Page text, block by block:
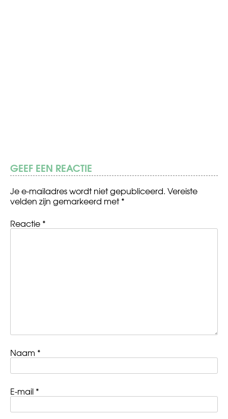
GEEF EEN REACTIE
Je e-mailadres wordt niet gepubliceerd. Vereiste
velden zijn gemarkeerd met*
Reactie *
Naam *
E-mail *